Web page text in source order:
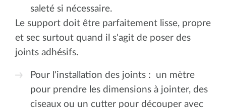
saleté si nécessaire.
Le support doit être parfaitement lisse, propre
et sec surtout quand il s'agit de poser des
joints adhésifs.
Pour l'installation des joints : un mètre
pour prendre les dimensions à jointer, des
ciseaux ou un cutter pour découper avec